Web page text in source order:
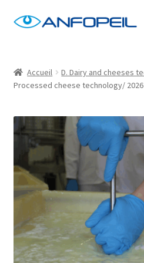
Aller
navigation
Aller
Actus
Centres de formation
Commande
Confirm Subscription
Distanciel
Formations mixtes
Accueil D. Dairy and cheeses
Processed cheese technology/